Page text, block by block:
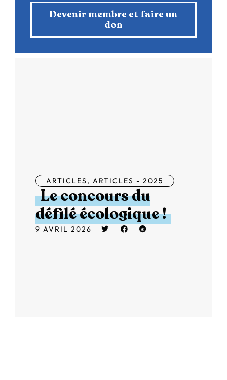
Devenir membre et faire un
don
ARTICLES, ARTICLES - 2025
Le concours du
défilé écologique !
9 AVRIL 2026